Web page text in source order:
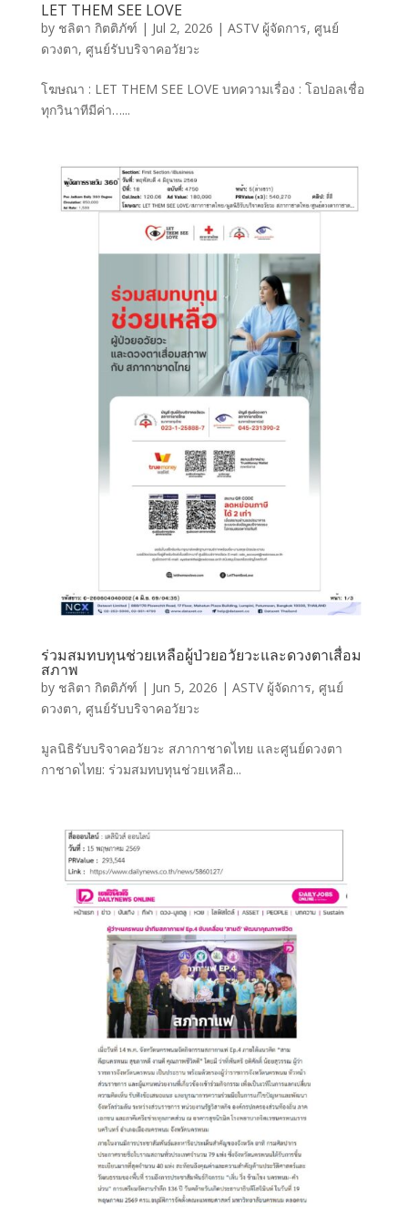
LET THEM SEE LOVE
by ชลิตา กิตติภัฑ์ | Jul 2, 2026 | ASTV ผู้จัดการ, ศูนย์
ดวงตา, ศูนย์รับบริจาคอวัยวะ
โฆษณา : LET THEM SEE LOVE บทความเรื่อง : โอปอลเชื่อ
ทุกวินาทีมีค่า…...
ร่วมสมทบทุนช่วยเหลือผู้ป่วยอวัยวะและดวงตาเสื่อม
สภาพ
by ชลิตา กิตติภัฑ์ | Jun 5, 2026 | ASTV ผู้จัดการ, ศูนย์
ดวงตา, ศูนย์รับบริจาคอวัยวะ
มูลนิธิรับบริจาคอวัยวะ สภากาชาดไทย และศูนย์ดวงตา
กาชาดไทย: ร่วมสมทบทุนช่วยเหลือ...